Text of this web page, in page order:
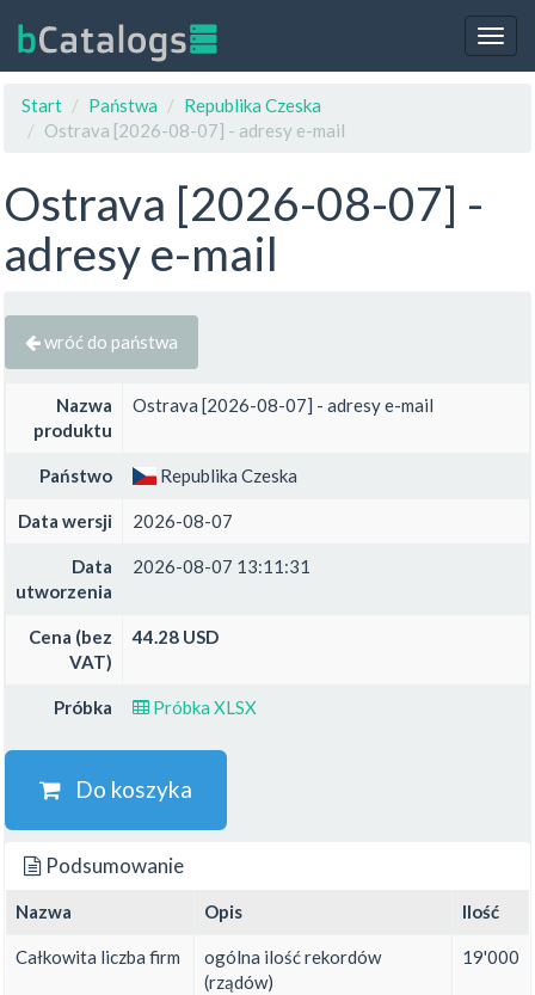
Start
Państwa
Republika Czeska
Ostrava [2026-08-07] - adresy e-mail
Ostrava [2026-08-07] -
adresy e-mail
wróć do państwa
Nazwa
produktu
Ostrava [2026-08-07] - adresy e-mail
Państwo Republika Czeska
Data wersji 2026-08-07
Data
utworzenia
2026-08-07 13:11:31
Cena (bez
VAT)
44.28 USD
Próbka Próbka XLSX
Do koszyka
Podsumowanie
Nazwa Opis Ilość
Całkowita liczba firm
ogólna ilość rekordów
(rządów)
19'000